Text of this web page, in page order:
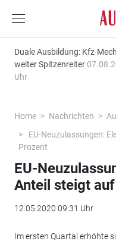
Duale Ausbildung: Kfz-
weiter Spitzenreiter
Uhr
Home Nachrichten
EU-Neuzulassungen:
Prozent
EU-
Anteil steigt
12.05.2020 09:31 Uhr
Im ersten Quartal erhöhte